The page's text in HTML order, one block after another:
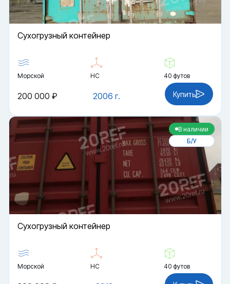
Cухогрузный контейнер
Морской HC 40 футов
2006 г.
200 000 ₽ Купить
В наличии
Б/У
Cухогрузный контейнер
Морской HC 40 футов